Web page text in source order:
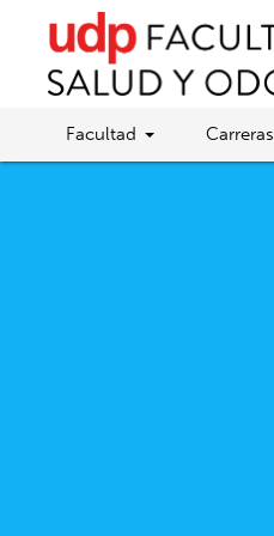
Facultad Carreras